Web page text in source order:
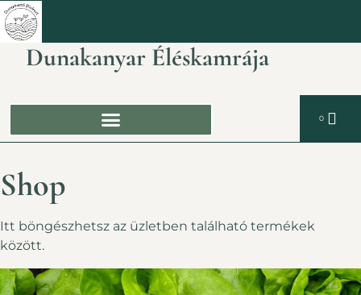
Dunakanyar Éléskamrája
0
Shop
Itt böngészhetsz az üzletben található termékek
között.